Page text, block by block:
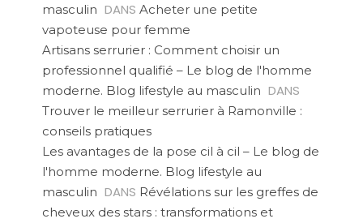
masculin DANS Acheter une petite
vapoteuse pour femme
Artisans serrurier : Comment choisir un
professionnel qualifié – Le blog de l'homme
moderne. Blog lifestyle au masculin DANS
Trouver le meilleur serrurier à Ramonville :
conseils pratiques
Les avantages de la pose cil à cil – Le blog de
l'homme moderne. Blog lifestyle au
masculin DANS Révélations sur les greffes de
cheveux des stars : transformations et